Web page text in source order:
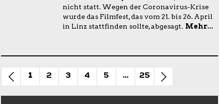
nicht statt. Wegen der Coronavirus-Krise
wurde das Filmfest, das vom 21. bis 26. April
in Linz stattfinden sollte, abgesagt. Mehr...
1 2 3 4 5 ... 25